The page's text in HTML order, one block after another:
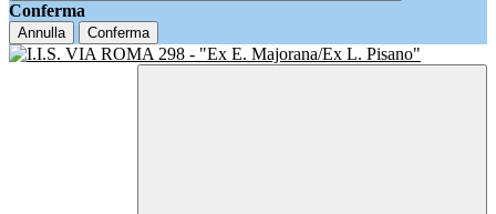
Conferma
Annulla Conferma